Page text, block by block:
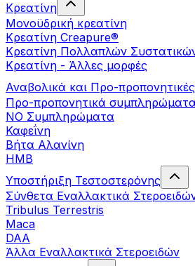
Κρεατίνη
Μονοϋδρική κρεατίνη
Κρεατίνη Creapure®
Κρεατίνη Πολλαπλών
Κρεατίνη - Άλλες μορφές
Αναβολικά και Προ-
Προ-προπονητικά συμπληρώματα
ΝΟ Συμπληρώματα
Καφεΐνη
Βήτα Αλανίνη
HMB
Υποστήριξη Τεστοστερόνης
Σύνθετα Εναλλακτικά
Tribulus Terrestris
Maca
DAA
Άλλα Εναλλακτικά Στεροειδών